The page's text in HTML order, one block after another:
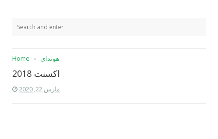
Home هونداي
اكسنت 2018
مارس 22, 2020